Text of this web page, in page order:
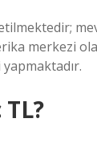
merkezi